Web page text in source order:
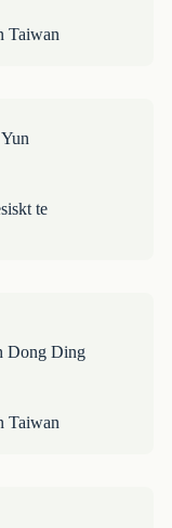
Taiwan
te
Dong Ding
Taiwan